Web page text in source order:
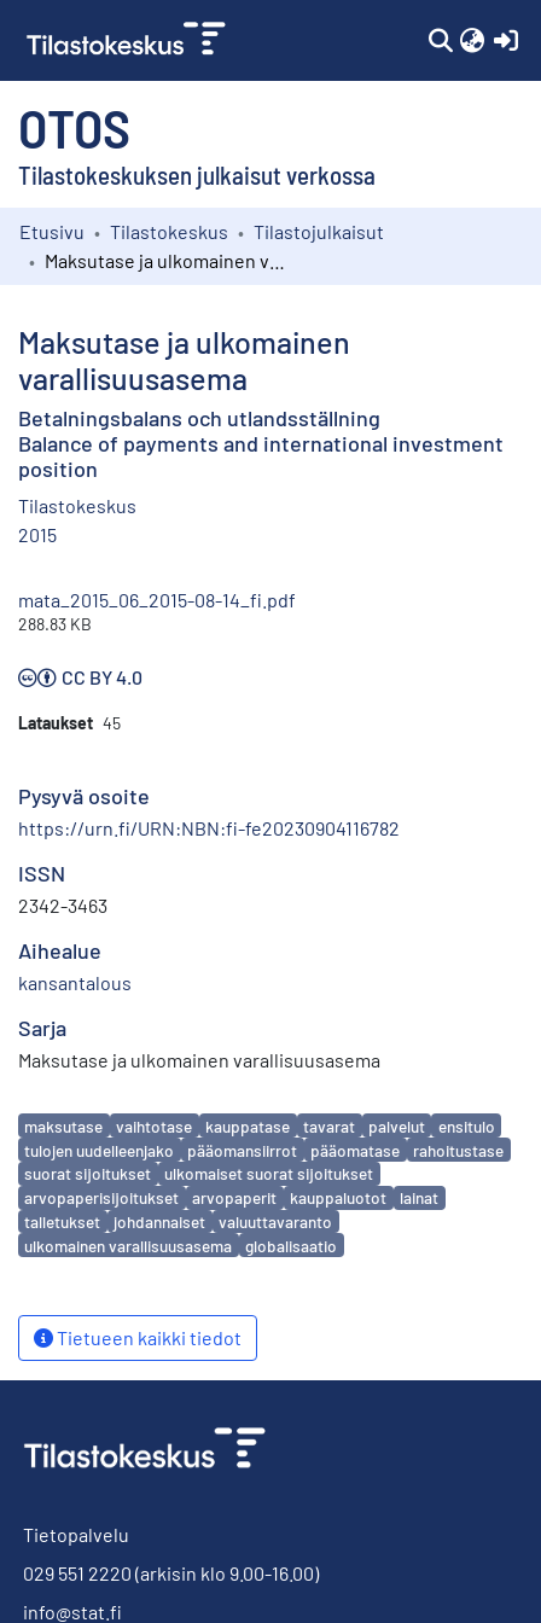
OTOS
Tilastokeskuksen julkaisut verkossa
Kokoelmat
Etusivu Tilastokeskus
Tilastojulkaisut
Maksutase ja ulkomainen
varallisuusasema
Betalningsbalans och utlandsställning
Balance of payments and international investment
position
Tilastokeskus
2015
mata_2015_06_2015-08-14_fi.pdf
288.83 KB
CC BY 4.0
Lataukset 45
Pysyvä osoite
https://urn.fi/URN:NBN:fi-fe20230904116782
ISSN
2342-3463
Aihealue
kansantalous
Sarja
Maksutase ja ulkomainen varallisuusasema
Avainsanat
maksutase vaihtotase kauppatase tavarat palvelut
ensitulo
tulojen uudelleenjako
pääomansiirrot pääomatase
rahoitustase
suorat sijoitukset
ulkomaiset suorat sijoitukset
arvopaperisijoitukset
arvopaperit kauppaluotot
lainat
talletukset
johdannaiset
valuuttavaranto
ulkomainen varallisuusasema
globalisaatio
Tietueen kaikki tiedot
Tietopalvelu
029 551 2220 (arkisin klo 9.00-16.00)
info@stat.fi